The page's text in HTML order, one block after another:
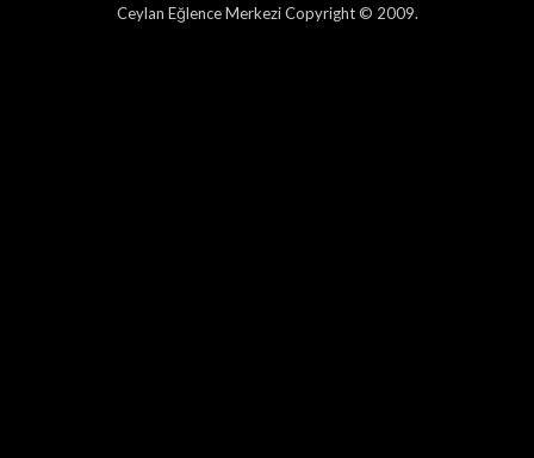
Ceylan Eğlence Merkezi Copyright © 2009.